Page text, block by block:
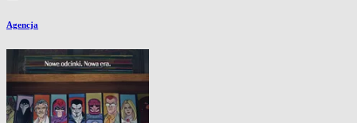
Agencja